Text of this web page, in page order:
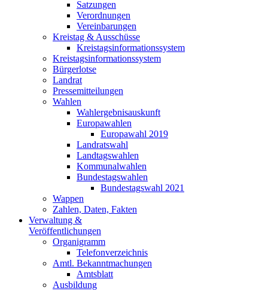
Satzungen
Verordnungen
Vereinbarungen
Kreistag & Ausschüsse
Kreistagsinformationssystem
Kreistagsinformationssystem
Bürgerlotse
Landrat
Pressemitteilungen
Wahlen
Wahlergebnisauskunft
Europawahlen
Europawahl 2019
Landratswahl
Landtagswahlen
Kommunalwahlen
Bundestagswahlen
Bundestagswahl 2021
Wappen
Zahlen, Daten, Fakten
Verwaltung &
Veröffentlichungen
Organigramm
Telefonverzeichnis
Amtl. Bekanntmachungen
Amtsblatt
Ausbildung